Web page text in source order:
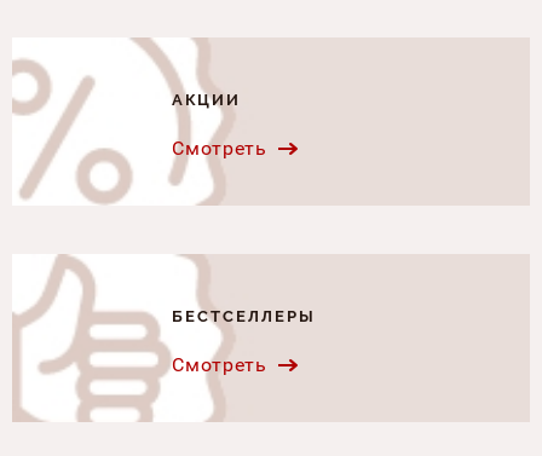
АКЦИИ
Смотреть
БЕСТСЕЛЛЕРЫ
Смотреть